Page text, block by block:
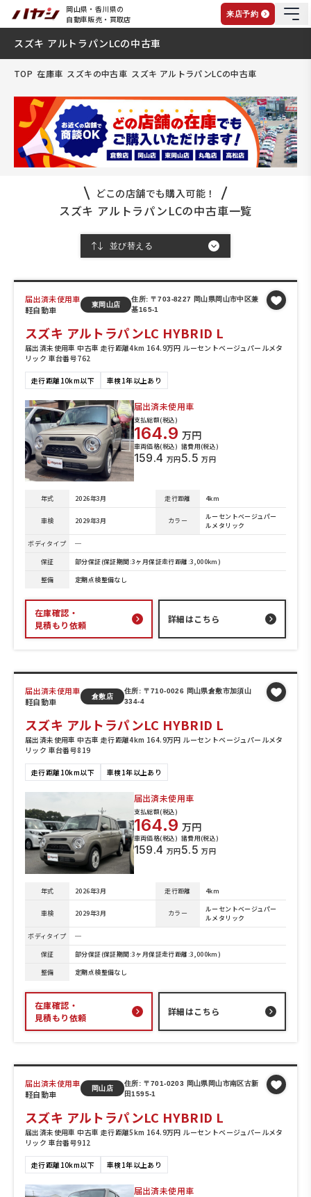
岡山県・香川県の
自動車販売・買取店
来店予約
スズキ アルトラパンLCの中古車
TOP 在庫車 スズキの中古車 スズキ アルトラパンLCの中古車
どこの店舗でも購入可能！
スズキ アルトラパンLCの中古車一覧
届出済未使用車
軽自動車
東岡山店
住所: 〒703-8227 岡山県岡山市中区兼
基165-1
スズキ アルトラパンLC HYBRID L
届出済未使用車 中古車 走行距離4km 164.9万円 ルーセントベージュパールメタ
リック 車台番号762
走行距離10km以下 車検1年以上あり
届出済未使用車
支払総額(税込)
164.9 万円
車両価格(税込)
159.4 万円
諸費用(税込)
5.5 万円
年式 2026年3月 走行距離 4km
車検 2029年3月 カラー
ルーセントベージュパー
ルメタリック
ボディタイプ
─
保証
部分保証(保証期間:3ヶ月保証走行距離:3,000km)
整備
定期点検整備なし
在庫確認・
見積もり依頼
詳細はこちら
届出済未使用車
軽自動車
倉敷店
住所: 〒710-0026 岡山県倉敷市加須山
334-4
スズキ アルトラパンLC HYBRID L
届出済未使用車 中古車 走行距離4km 164.9万円 ルーセントベージュパールメタ
リック 車台番号819
走行距離10km以下 車検1年以上あり
届出済未使用車
支払総額(税込)
164.9 万円
車両価格(税込)
159.4 万円
諸費用(税込)
5.5 万円
年式 2026年3月 走行距離 4km
車検 2029年3月 カラー
ルーセントベージュパー
ルメタリック
ボディタイプ
─
保証
部分保証(保証期間:3ヶ月保証走行距離:3,000km)
整備
定期点検整備なし
在庫確認・
見積もり依頼
詳細はこちら
届出済未使用車
軽自動車
岡山店
住所: 〒701-0203 岡山県岡山市南区古新
田1595-1
スズキ アルトラパンLC HYBRID L
届出済未使用車 中古車 走行距離5km 164.9万円 ルーセントベージュパールメタ
リック 車台番号912
走行距離10km以下 車検1年以上あり
届出済未使用車